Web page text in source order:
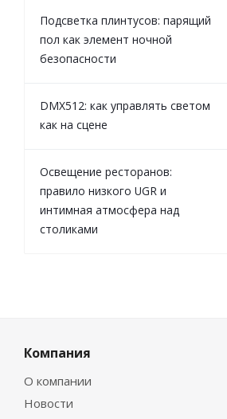
Подсветка плинтусов: парящий
пол как элемент ночной
безопасности
DMX512: как управлять светом
как на сцене
Освещение ресторанов:
правило низкого UGR и
интимная атмосфера над
столиками
Компания
О компании
Новости